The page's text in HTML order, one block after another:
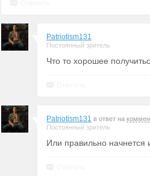
Patriotism131
Постоянный зритель
Что то хорошее
Patriotism131 в ответ на
Постоянный зритель
Или правильно начнется